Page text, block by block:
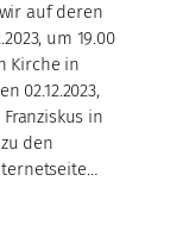
auf deren
um 19.00
Kirche in
02.12.2023,
in
den